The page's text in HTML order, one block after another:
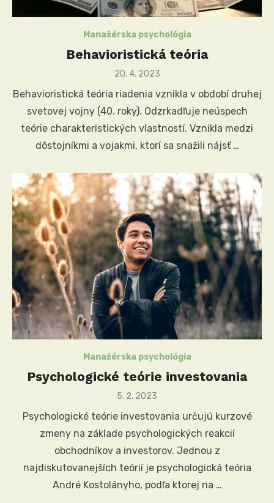
Manažérska psychológia
Behavioristická teória
Posted
20. 4. 2023
Behavioristická teória riadenia vznikla v období druhej
svetovej vojny (40. roky). Odzrkadľuje neúspech
teórie charakteristických vlastností. Vznikla medzi
dôstojníkmi a vojakmi, ktorí sa snažili nájsť …
Manažérska psychológia
Psychologické teórie investovania
Posted
5. 2. 2023
Psychologické teórie investovania určujú kurzové
zmeny na základe psychologických reakcií
obchodníkov a investorov. Jednou z
najdiskutovanejších teórií je psychologická teória
André Kostolányho, podľa ktorej na …